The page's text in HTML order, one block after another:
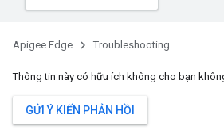
Apigee Edge Troubleshooting
Thông tin này có hữu ích không cho bạn
GỬI Ý KIẾN PHẢN HỒI